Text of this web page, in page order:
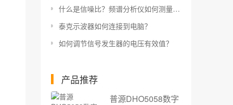
什么是信噪比？频谱分析仪如何测量信噪比？
泰克示波器如何连接到电脑？
如何调节信号发生器的电压有效值？
产品推荐
普源DHO5058数字